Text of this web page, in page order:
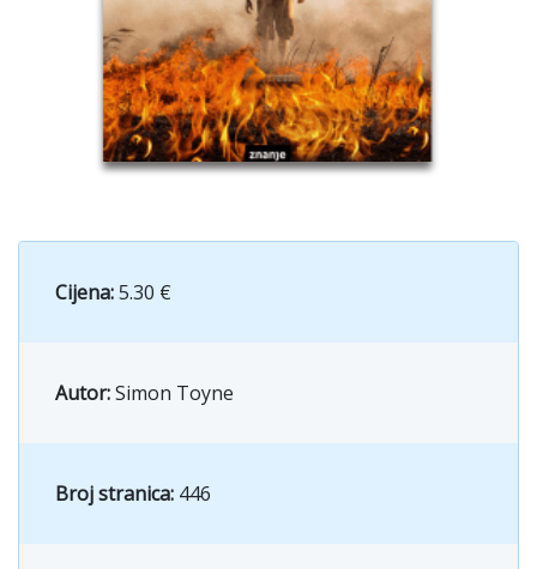
Cijena:5.30 €
Autor:Simon Toyne
Broj stranica: 446